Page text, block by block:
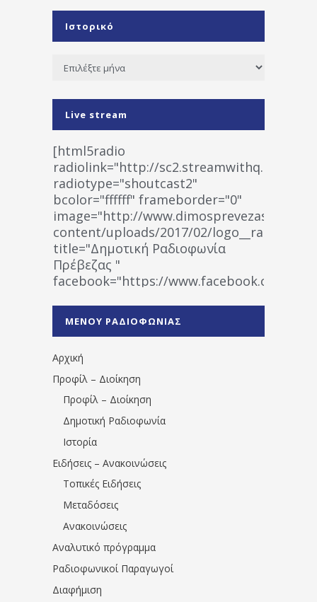
Ιστορικό
Ιστορικό
Live stream
[html5radio
radiolink="http://
radiotype="shoutcast2"
bcolor="ffffff" frameborder="0"
image="http://www.dimosprevezas.gr/wp-
content/uploads/2017/02/
title="Δημοτική Ραδιοφωνία
Πρέβεζας "
facebook="https://www.facebook.com/
1531194763766854/" artist="" ]
ΜΕΝΟΥ ΡΑΔΙΟΦΩΝΙΑΣ
Αρχική
Προφίλ – Διοίκηση
Προφίλ – Διοίκηση
Δημοτική Ραδιοφωνία
Ιστορία
Ειδήσεις – Ανακοινώσεις
Τοπικές Ειδήσεις
Μεταδόσεις
Ανακοινώσεις
Αναλυτικό πρόγραμμα
Ραδιοφωνικοί Παραγωγοί
Διαφήμιση